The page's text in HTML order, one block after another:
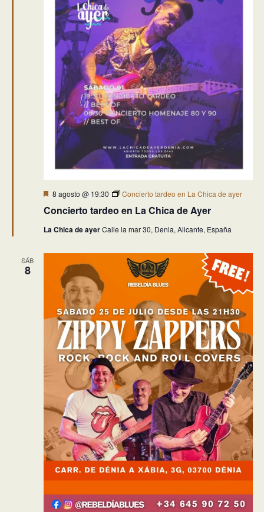
Concierto tardeo en La Chica de Ayer
Destacado
8 agosto @ 19:30 Concierto tardeo en La Chica de ayer
La Chica de ayerCalle la mar 30, Denia, Alicante, España
SÁB
8